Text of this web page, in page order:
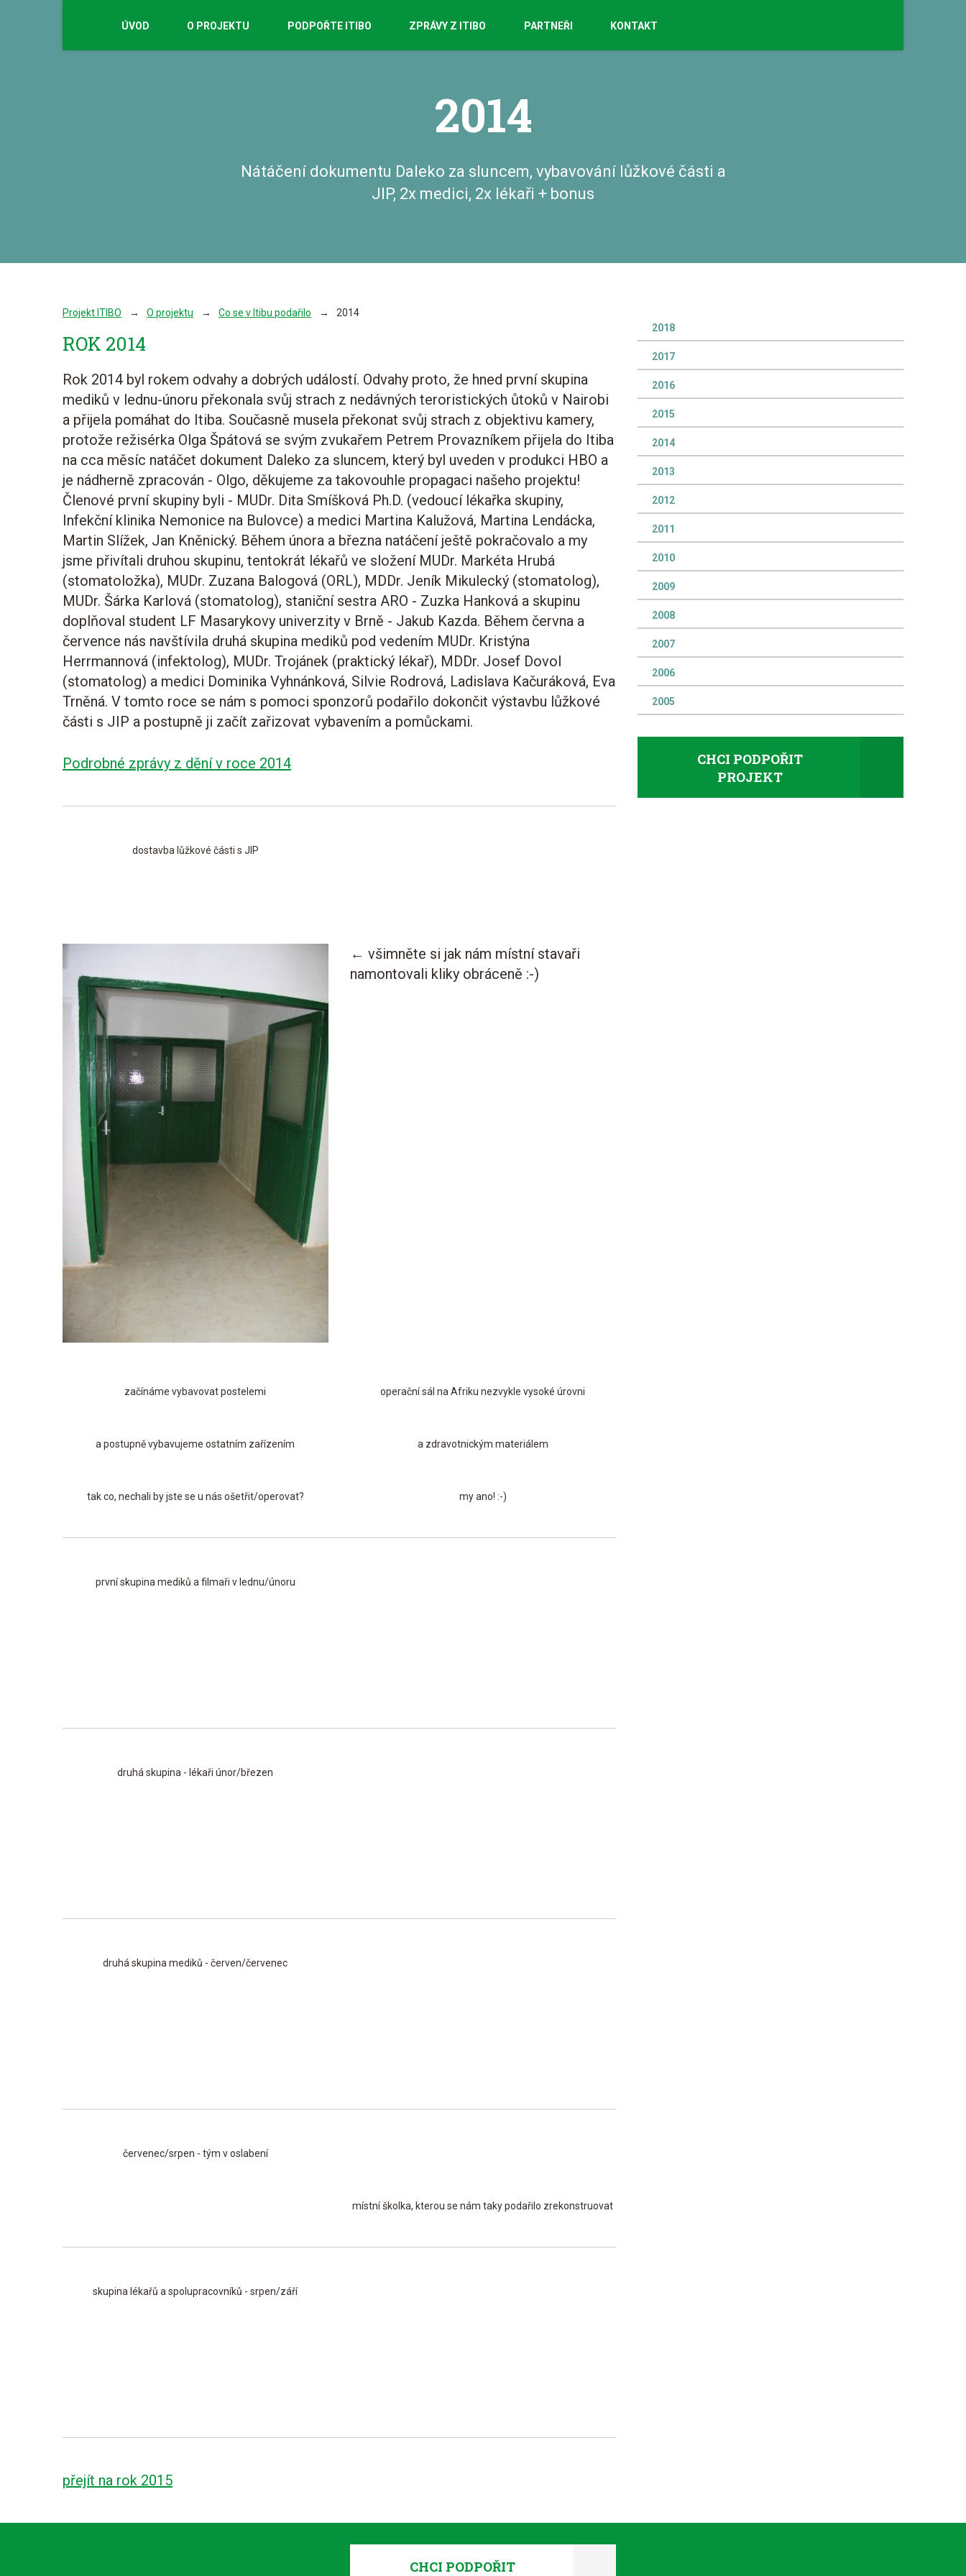
ÚVOD O PROJEKTU PODPOŘTE ITIBO ZPRÁVY Z ITIBO PARTNEŘI KONTAKT
2014
Nátáčení dokumentu Daleko za sluncem, vybavování lůžkové části a
JIP, 2x medici, 2x lékaři + bonus
Projekt ITIBO O projektu Co se v Itibu podařilo 2014
ROK 2014
Rok 2014 byl rokem odvahy a dobrých událostí. Odvahy proto, že hned první skupina
mediků v lednu-únoru překonala svůj strach z nedávných teroristických ůtoků v Nairobi
a přijela pomáhat do Itiba. Současně musela překonat svůj strach z objektivu kamery,
protože režisérka Olga Špátová se svým zvukařem Petrem Provazníkem přijela do Itiba
na cca měsíc natáčet dokument Daleko za sluncem, který byl uveden v produkci HBO a
je nádherně zpracován - Olgo, děkujeme za takovouhle propagaci našeho projektu!
Členové první skupiny byli - MUDr. Dita Smíšková Ph.D. (vedoucí lékařka skupiny,
Infekční klinika Nemonice na Bulovce) a medici Martina Kalužová, Martina Lendácka,
Martin Slížek, Jan Kněnický. Během února a března natáčení ještě pokračovalo a my
jsme přivítali druhou skupinu, tentokrát lékařů ve složení MUDr. Markéta Hrubá
(stomatoložka), MUDr. Zuzana Balogová (ORL), MDDr. Jeník Mikulecký (stomatolog),
MUDr. Šárka Karlová (stomatolog), staniční sestra ARO - Zuzka Hanková a skupinu
doplňoval student LF Masarykovy univerzity v Brně - Jakub Kazda. Během června a
července nás navštívila druhá skupina mediků pod vedením MUDr. Kristýna
Herrmannová (infektolog), MUDr. Trojánek (praktický lékař), MDDr. Josef Dovol
(stomatolog) a medici Dominika Vyhnánková, Silvie Rodrová, Ladislava Kačuráková, Eva
Trněná. V tomto roce se nám s pomoci sponzorů podařilo dokončit výstavbu lůžkové
části s JIP a postupně ji začít zařizovat vybavením a pomůckami.
Podrobné zprávy z dění v roce 2014
dostavba lůžkové části s JIP
← všimněte si jak nám místní stavaři
namontovali kliky obráceně :-)
začínáme vybavovat postelemi operační sál na Afriku nezvykle vysoké úrovni
a postupně vybavujeme ostatním zařízením a zdravotnickým materiálem
tak co, nechali by jste se u nás ošetřit/operovat? my ano! :-)
první skupina mediků a filmaři v lednu/únoru
druhá skupina - lékaři únor/březen
druhá skupina mediků - červen/červenec
červenec/srpen - tým v oslabení
místní školka, kterou se nám taky podařilo zrekonstruovat
skupina lékařů a spolupracovníků - srpen/září
přejít na rok 2015
2018
2017
2016
2015
2014
2013
2012
2011
2010
2009
2008
2007
2006
2005
CHCI PODPOŘIT
PROJEKT
CHCI PODPOŘIT